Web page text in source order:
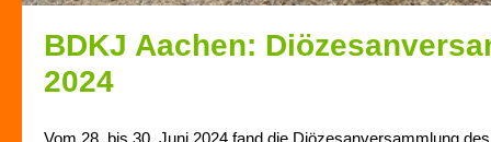
BDKJ Aachen:
2024